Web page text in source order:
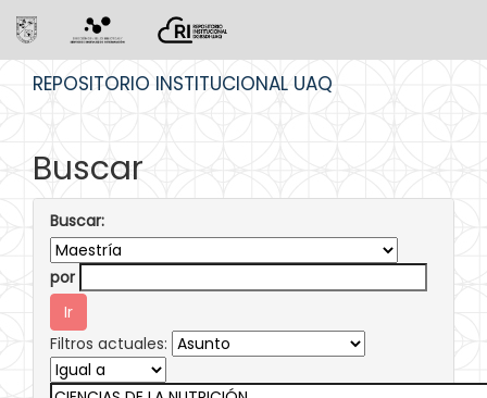
REPOSITORIO INSTITUCIONAL UAQ
Buscar
Buscar:
por
Filtros actuales: